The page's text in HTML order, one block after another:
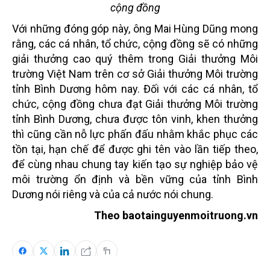
cộng đồng
Với những đóng góp này, ông Mai Hùng Dũng mong
rằng, các cá nhân, tổ chức, cộng đồng sẽ có những
giải thưởng cao quý thêm trong Giải thưởng Môi
trường Việt Nam trên cơ sở Giải thưởng Môi trường
tỉnh Bình Dương hôm nay. Đối với các cá nhân, tổ
chức, cộng đồng chưa đạt Giải thưởng Môi trường
tỉnh Bình Dương, chưa được tôn vinh, khen thưởng
thì cũng cần nỗ lực phấn đấu nhằm khắc phục các
tồn tại, hạn chế để được ghi tên vào lần tiếp theo,
để cùng nhau chung tay kiến tạo sự nghiệp bảo vệ
môi trường ổn định và bền vững của tỉnh Bình
Dương nói riêng và của cả nước nói chung.
Theo baotainguyenmoitruong.vn